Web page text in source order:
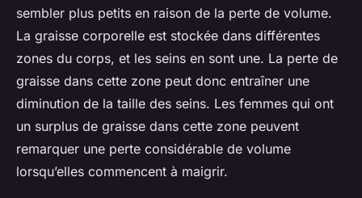
sembler plus petits en raison de la perte de volume.
La graisse corporelle est stockée dans différentes
zones du corps, et les seins en sont une. La perte de
graisse dans cette zone peut donc entraîner une
diminution de la taille des seins. Les femmes qui ont
un surplus de graisse dans cette zone peuvent
remarquer une perte considérable de volume
lorsqu’elles commencent à maigrir.